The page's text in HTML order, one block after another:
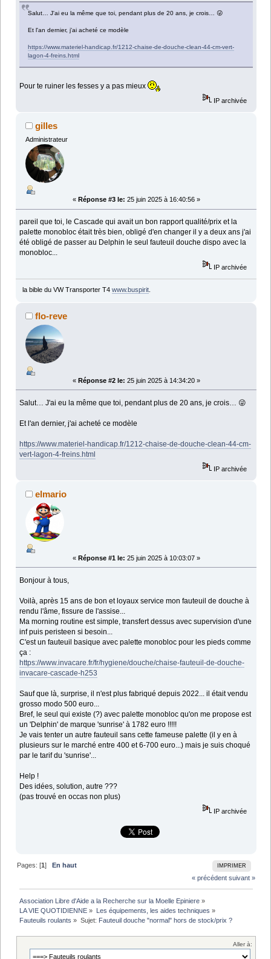
Salut… J'ai eu la même que toi, pendant plus de 20 ans, je crois… 😜
Et l'an dernier, j'ai acheté ce modèle
https://www.materiel-handicap.fr/1212-chaise-de-douche-clean-44-cm-vert-
lagon-4-freins.html
Pour te ruiner les fesses y a pas mieux
IP archivée
gilles
Administrateur
« Réponse #3 le: 25 juin 2025 à 16:40:56 »
pareil que toi, le Cascade qui avait un bon rapport qualité/prix et la
palette monobloc était très bien, obligé d'en changer il y a deux ans j'ai
été obligé de passer au Delphin le seul fauteuil douche dispo avec la
monobloc...
IP archivée
la bible du VW Transporter T4 www.buspirit.
flo-reve
« Réponse #2 le: 25 juin 2025 à 14:34:20 »
Salut… J'ai eu la même que toi, pendant plus de 20 ans, je crois… 😜
Et l'an dernier, j'ai acheté ce modèle
https://www.materiel-handicap.fr/1212-chaise-de-douche-clean-44-cm-
vert-lagon-4-freins.html
IP archivée
elmario
« Réponse #1 le: 25 juin 2025 à 10:03:07 »
Bonjour à tous,
Voilà, après 15 ans de bon et loyaux service mon fauteuil de douche à
rendu l'âme, fissure de l'assise...
Ma morning routine est simple, transfert dessus avec supervision d'une
inf puis peristeen si besoin...
C'est un fauteuil basique avec palette monobloc pour les pieds comme
ça :
https://www.invacare.fr/fr/hygiene/douche/chaise-fauteuil-de-douche-
invacare-cascade-h253
Sauf que là, surprise, il n'est plus fabriqué depuis 2022... il était vendu
grosso modo 500 euro...
Bref, le seul qui existe (?) avec palette monobloc qu'on me propose est
un 'Delphin' de marque 'sunrise' à 1782 euro !!!!!
Je vais tenter un autre fauteuil sans cette fameuse palette (il y en à
plusieurs sur le marché entre 400 et 6-700 euro...) mais je suis choqué
par le tarif du 'sunrise'...
Help !
Des idées, solution, autre ???
(pas trouvé en occas non plus)
IP archivée
IMPRIMER
Pages: [1]En haut
« précédent suivant »
Association Libre d'Aide a la Recherche sur la Moelle Epiniere »
LA VIE QUOTIDIENNE » Les équipements, les aides techniques »
Fauteuils roulants » Sujet: Fauteuil douche "normal" hors de stock/prix ?
Aller à: